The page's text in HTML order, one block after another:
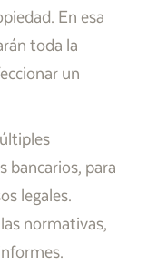
En esa
toda la
un
bancarios, para
legales.
normativas,